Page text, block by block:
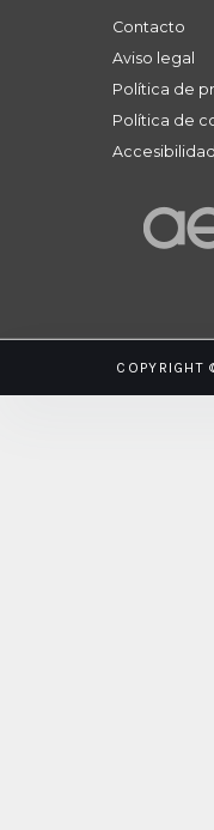
Contacto
Aviso legal
Política de
Política de
Accesibilidad